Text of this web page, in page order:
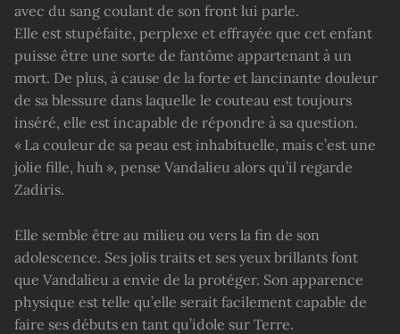
avec du sang coulant de son front lui parle.
Elle est stupéfaite, perplexe et effrayée que cet enfant
puisse être une sorte de fantôme appartenant à un
mort. De plus, à cause de la forte et lancinante douleur
de sa blessure dans laquelle le couteau est toujours
inséré, elle est incapable de répondre à sa question.
« La couleur de sa peau est inhabituelle, mais c’est une
jolie fille, huh », pense Vandalieu alors qu’il regarde
Zadiris.
Elle semble être au milieu ou vers la fin de son
adolescence. Ses jolis traits et ses yeux brillants font
que Vandalieu a envie de la protéger. Son apparence
physique est telle qu’elle serait facilement capable de
faire ses débuts en tant qu’idole sur Terre.